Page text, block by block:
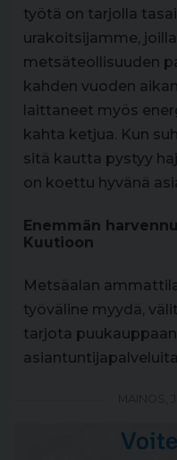
työtä on tarjolla
urakoitsijamme,
metsäteollisuuden
kahden vuoden
laittaneet myös
kahta ketjua. Kun
sitä kautta pystyy
on koettu hyvänä
Enemmän
Kuutioon
Metsäalan
työväline myydä,
tarjota